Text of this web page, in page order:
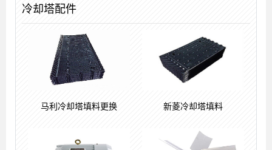
冷却塔配件
马利冷却塔填料更换 新菱冷却塔填料